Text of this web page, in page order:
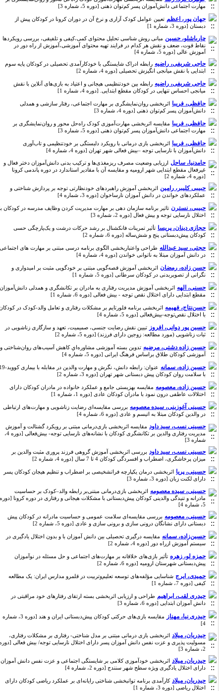
مهارت اجتماعی دانش‌آموزان پسر کم‌توان ذهنی [دوره 5، شماره 3]
جهان پور، اعظم تعیین عوامل کودک آزاری و نرخ آن در دوران کرونا در کودکان پیش از
دبستان [دوره 3، شماره 1]
چارباشلو، حسین مبانی روش شناسی تحلیل محتوای کمی،کیفی و تلفیقی، بررسی رویکردها
نقاط قوت، ضعف و نقش هر کدام در فرایند تهیه محتوای آموزشی،آموزش از راه دور در
آموزش عالی [دوره 5، شماره 4]
حاجی شریفی، راضیه رابطه ادراک شایستگی با خودکارآمدی تحصیلی در کودکان پایه سوم
ابتدایی با نقش میانجی انگیزش تحصیلی [دوره 4، شماره 2]
حاجی شریفی، راضیه رابطه بین خودتنظیمی هیجانی و اعتیاد به بازی‌های آنلاین با نقش
میانجی احساس تنهایی در کودکان مقطع ابتدایی. [دوره 4، شماره 1]
حافظی، فریبا اثربخشی روان‌نمایشگری بر مهارت اجتماعی، رفتار سازشی و همدلی
دانش‌آموزان پسر کم‌توان ذهنی [دوره 4، شماره 3]
حافظی، فریبا مقایسه اثربخشی مهارت‌آموزی کودک راه‌حل محور و روان‌نمایشگری بر
مهارت اجتماعی دانش‌آموزان پسر کم‌توان ذهنی [دوره 5، شماره 3]
حافظی، فرییا اثربخشی بازی درمانی با رویکرد دلبستگی بر خودتنظیمی و تاب‌آوری
دانش‌آموزان با نارسایی توجه –بیش فعالی شهر تهران [دوره 4، شماره 4]
حامدنیا، ساحل ارزیابی وضعیت مصرف ریزمغذی‌ها و ترکیب بدنی دانش‌آموزان دختر فعال و
غیرفعال مقطع ابتدایی شهر ارومیه و مقایسه آن با مقادیر استاندارد در دوره پاندمی کرونا
[دوره 4، شماره 2]
حبیبی کلیبر، رامین اثربخشی آموزش راهبردهای خودنظارتی توجه بر پردازش شناختی و
عملکردهای خواندن در دانش آموزان نارساخوان [دوره 3، شماره 4]
حبیبی، نسترن تاثیر برنامه سازمان دهی بر مهارت مدیریت کردن وظایف مدرسه در کودکان با
اختلال نارسایی توجه و بیش فعال [دوره 2، شماره 3]
حجازی دینان، پریسا تأثیر تمرینات فانکشنال بر رشد حرکات درشت و یک‌پارچگی حسی
کودکان پیش‌دبستانی پنج و شش‌ساله [دوره 6، شماره 2]
حجتی، سید عبدالله طراحی واعتباربخشی الگوی برنامه درسی مبتنی بر مهارت های اجتماعی
در دانش آموزان مبتلا به ناتوانی خواندن [دوره 4، شماره 4]
حسن زاده، رمضان اثربخشی آموزش قصه‌گویی مبتنی بر خودگویی مثبت بر امیدواری و
نگرانی از تصویربدنی در کودکان سرطانی [دوره 5، شماره 1]
حسنی، الهه اثربخشی آموزش مدیریت رفتاری به مادران بر تکانشگری و همدلی دانش‌آموزان
مقطع ابتدایی دارای اختلال نقص توجه - بیش فعالی [دوره 6، شماره 1]
حسن‌نتاج، فهیمه اثربخشی برنامه فلورتایم بر مشکلات رفتاری و تعامل والد-کودک در کودکان
با اختلال نقص‌توجه-بیش‌فعالی [دوره 5، شماره 4]
حسین پور دوانی، افروز تبیین نقش رضایت جنسی، صمیمیت، تعهد و سازگاری زناشویی در
ثبات زناشویی (مورد مطالعه: زوجین دارای فرزند) [دوره 5، شماره 2]
حسین زاده دشتی، مرضیه تدوین بسته آموزشی مشاوره‌ایِ کاهش آسیب‌های روان‌شناختی و
آموزشی کودکان طلاق براساس فرهنگ ایرانی [دوره 5، شماره 4]
حسین زاده، سمانه
عنوان: رابطه دانش، نگرش و مهارت والدین در مقابله با بیماری کووید-19
با سلامت روان کودکان پیش دبستانی شهر تهران [دوره 3، شماره 2]
حسین زاده، معصومه مقایسه بهزیستی جامع و عملکرد خانواده در مادران کودکان دارای
اختلالات عاطفی درون نمود با مادران کودکان عادی [دوره 1، شماره 1]
حسینی آغوزبنی، سیده معصومه بررسی مقایسه‌ای رضایت زناشویی و مهارت‌های ارتباطی
در والدین کودکان مبتلا به اتیسم و عادی [دوره 6، شماره 4]
حسینی نسب، سید داود مقایسه اثربخشی بازی‌درمانی مبتنی بر رویکرد گشتالت و آموزش
مدیریت رفتاری والدین بر تکانشگری کودکان با نشانه‌های نارسایی توجه- بیش‌فعالی [دوره 4،
شماره 3]
حسینی نسب، سید داود بررسی اثربخشی آموزش گروهی فرزند پروری مثبت والدین بر
میزان پرخاشگری، اضطراب و افسردگی کودکان 4 تا 7 سال [دوره 4، شماره 2]
حسینی، پریا اثربخشی درمان یکپارچه فراتشخیصی بر اضطراب و تنظیم هیجان کودکان پسر
دارای لکنت زبان [دوره 3، شماره 3]
حسینی، سیده معصومه اثربخشی بازی‌درمانی مبتنی‌بر رابطه والد–کودک بر حساسیت
مادرانه و تنیدگی والدینی کودکان پیش‌دبستانی با مشکلات هیجانی و رفتاری در دوره کرونا‌ [دوره
5، شماره 4]
حسینی، معصومه بررسی مقایسه‌ای سلامت عمومی و حساسیت مادرانه در کودکان پیش
دبستانی دارای نشانگان درونی سازی و برونی سازی و عادی [دوره 5، شماره 2]
حسین‌زاده، سمانه مقایسه درگیری تحصیلی بین دانش آموزان با و بدون اختلال یادگیری در
سیستم آموزش ازراه دور [دوره 4، شماره 2]
حمزه لو، زهره تأثیر بازی‌های خلاقانه بر مهارت‌های اجتماعی و حل مسئله در نوآموزان
پیش‌دبستانی شهرستان ارومیه [دوره 6، شماره 2]
حمیدی، ایرج شناسایی مؤلفه‌های توسعه تعلیم‌وتربیت در قلمرو مدارس ایران: یک مطالعه
کیفی [دوره 7، شماره 1]
حیدری لقب، ابراهیم طراحی و ارزیابی اثربخشی بسته ارتقای رفتارهای خود مراقبتی در
دانش آموزان ابتدایی [دوره 6، شماره 3]
حیدری نیا، مهناز
مقایسه بازی‌های حرکتی کودکان پیش‌دبستانی ایران و هند [دوره 3، شماره
4]
حیدریان، میلاد اثربخشی بازی درمانی مبتنی بر مدل شناختی- رفتاری بر مشکلات رفتاری،
مسولیت پذیری و عزت نفس دانش آموزان پسر دارای اختلال نارسایی توجه/ بیش فعالی [دوره
2، شماره 3]
حیدریان، میلاد اثربخشی خودآموزی کلامی بر شایستگی اجتماعی و عزت نفس دانش آموزان
دارای اختلال یادگیری ویژه سطح شهر سنندج [دوره 2، شماره 4]
حیدریان، میلاد کارآمدی برنامه توانبخشی شناختی رایانه‌ای بر عملکرد ریاضی کودکان دارای
اختلال ریاضی [دوره 3، شماره 1]